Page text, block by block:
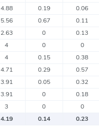
4.88 0.19 0.06
5.56 0.67 0.11
2.63 0 0.13
4 0 0
4 0.15 0.38
4.71 0.29 0.57
3.91 0.05 0.32
3.91 0 0.18
3 0 0
4.19 0.14 0.23